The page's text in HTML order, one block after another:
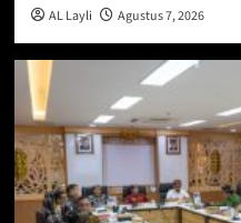
AL Layli Agustus 7, 2026